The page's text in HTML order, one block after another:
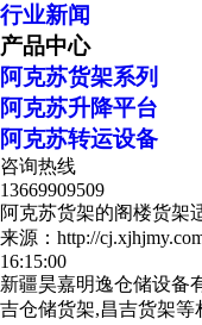
行业新闻
产品中心
阿克苏货架系列
阿克苏升降平台
阿克苏转运设备
咨询热线
13669909509
阿克苏货架的阁楼货架
来源：http://
16:15:00
新疆昊嘉明逸仓储设备
吉仓储货架,昌吉货架等